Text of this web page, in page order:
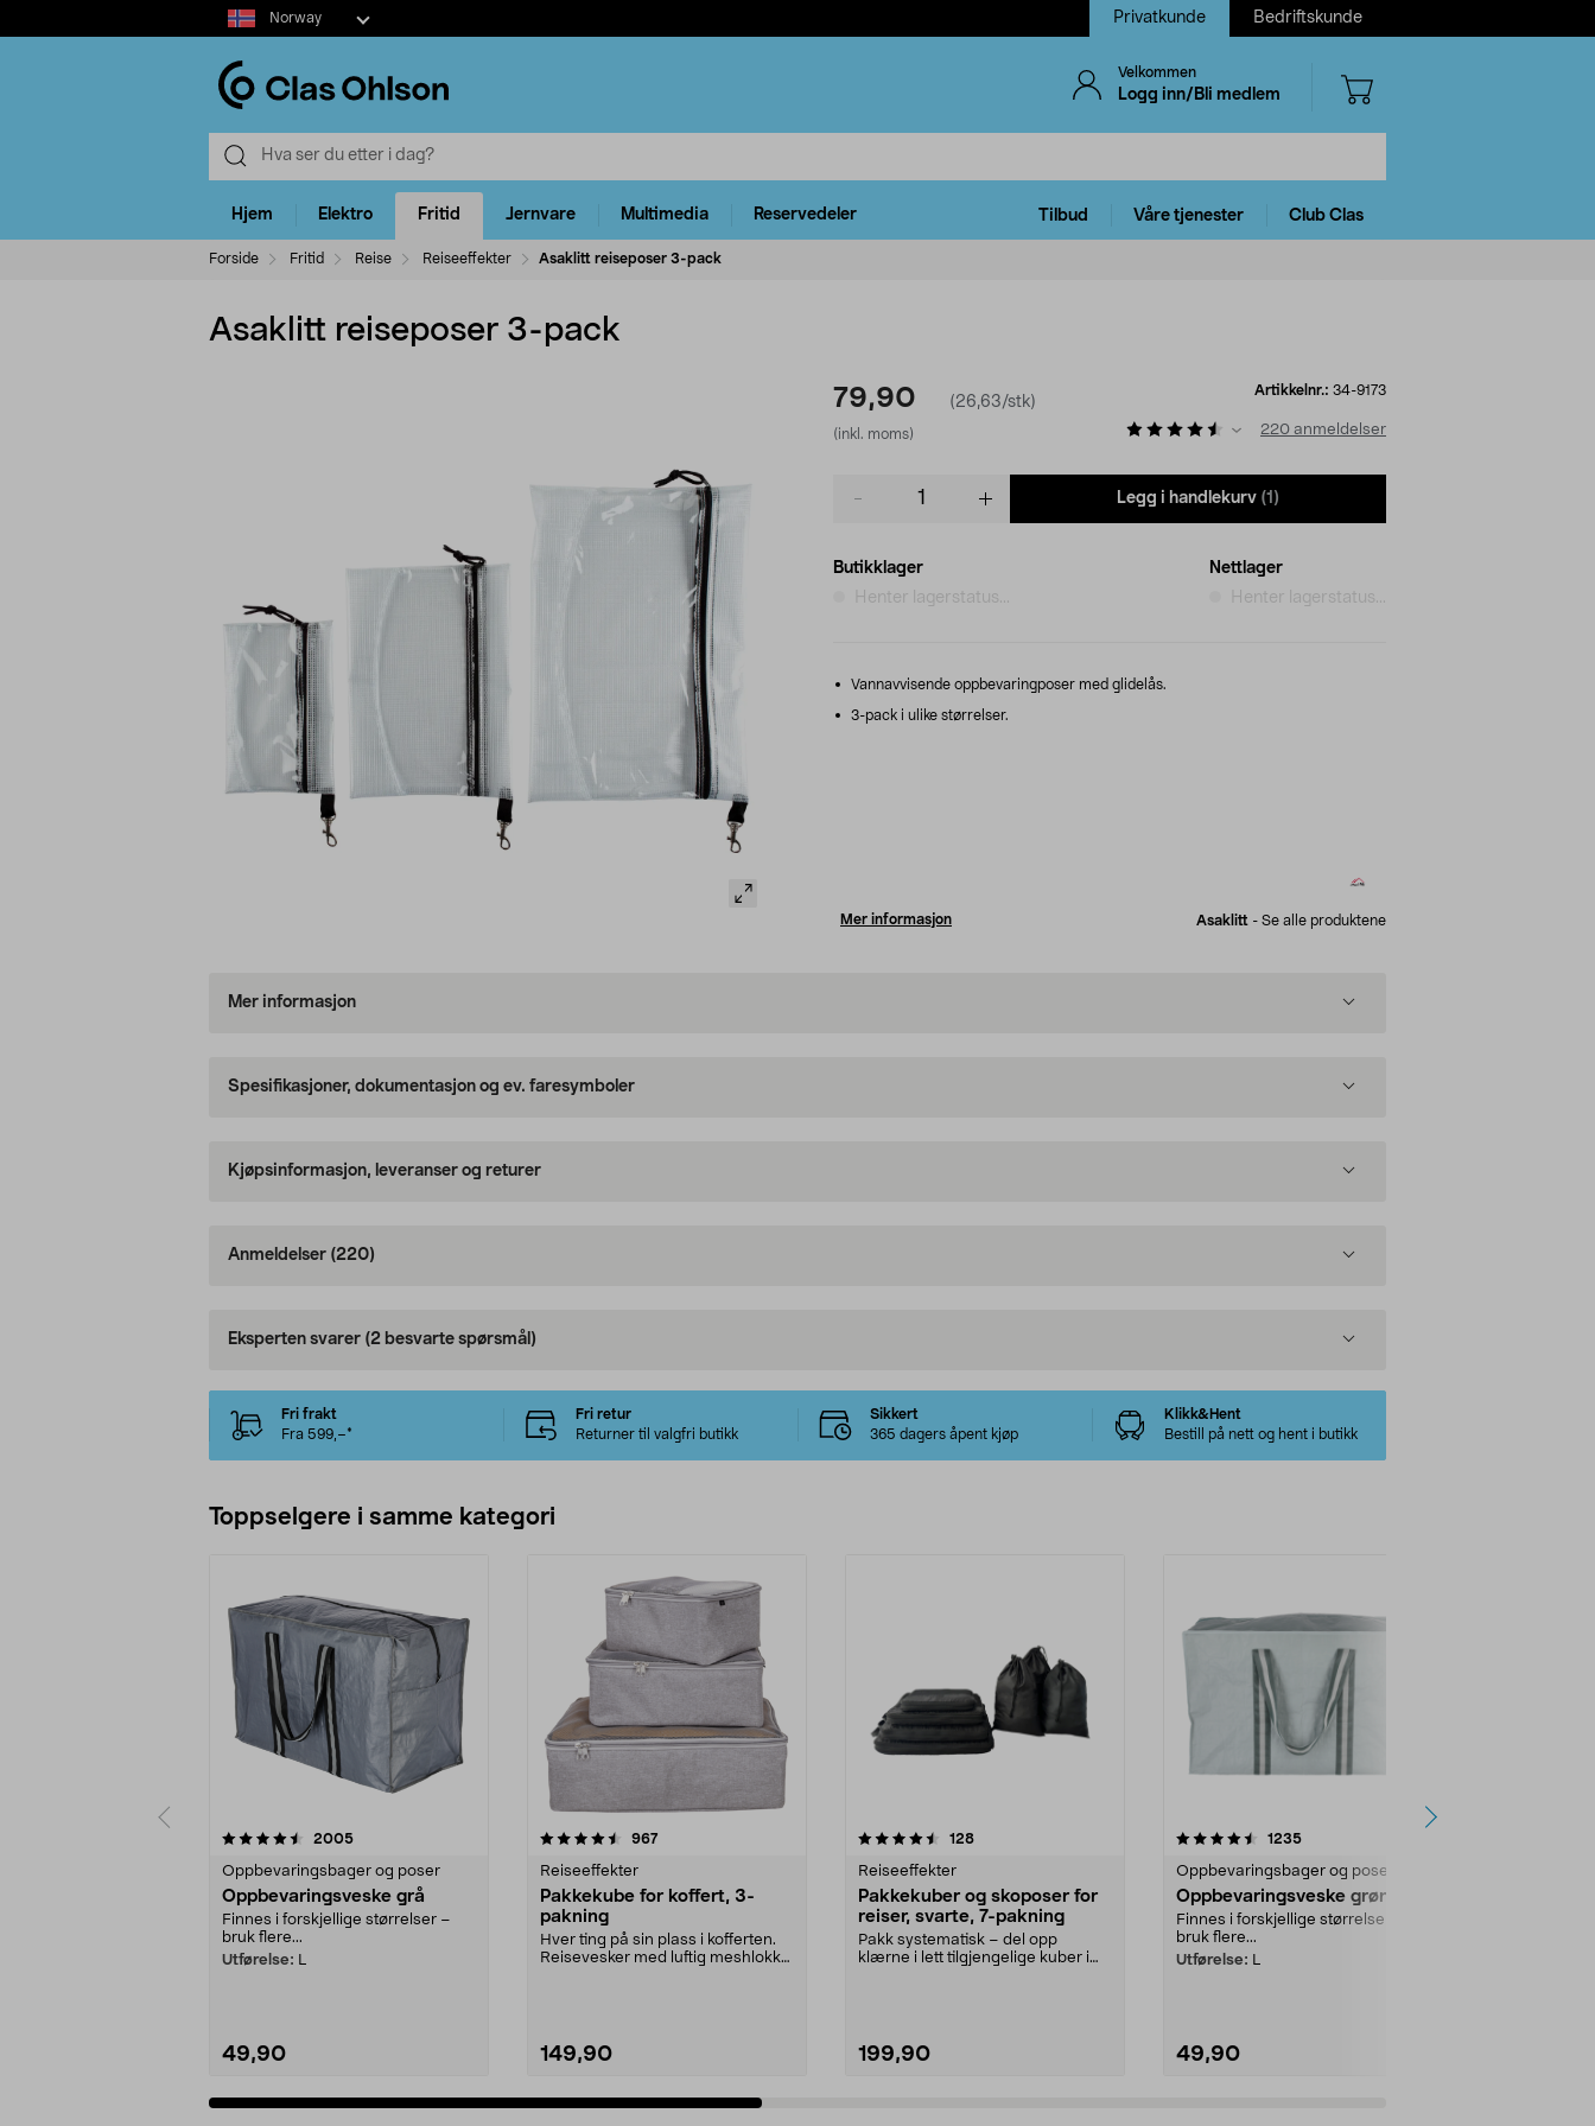
Select
market
Norway Privatkunde Bedriftskunde
Velkommen
Logg inn/Bli medlem
Hjem Elektro Fritid Jernvare Multimedia Reservedeler Tilbud Våre tjenester Club Clas
Forside Fritid Reise Reiseeffekter Asaklitt reiseposer 3-pack
Asaklitt reiseposer 3-pack
79,90 (26,63/stk)
(inkl. moms)
Artikkelnr.: 34-9173
220 anmeldelser
Legg i handlekurv (1)
Butikklager
Henter lagerstatus...
Nettlager
Henter lagerstatus...
Vannavvisende oppbevaringposer med glidelås.
3-pack i ulike størrelser.
Mer informasjon Asaklitt - Se alle produktene
Mer informasjon
Spesifikasjoner, dokumentasjon og ev. faresymboler
Kjøpsinformasjon, leveranser og returer
Anmeldelser (220)
Eksperten svarer (2 besvarte spørsmål)
Fri frakt
Fra 599,–*
Fri retur
Returner til valgfri butikk
Sikkert
365 dagers åpent kjøp
Klikk&Hent
Bestill på nett og hent i butikk
Toppselgere i samme kategori
2005anmeldelser
Oppbevaringsbager og poser
Oppbevaringsveske grå
Finnes i forskjellige størrelser –
bruk flere...
Utførelse: L
49,90
4.5 av 5 stjerner 967anmeldelser
Reiseeffekter
Pakkekube for koffert, 3-
pakning
Hver ting på sin plass i kofferten.
Reisevesker med luftig meshlokk
149,90
4.5 av 5 stjerner 128anmeldelser
Reiseeffekter
Pakkekuber og skoposer for
reiser, svarte, 7-pakning
Pakk systematisk – del opp
klærne i lett tilgjengelige kuber i
199,90
4.5 av 5 stjerner 1235anmeldelser
Oppbevaringsbager og poser
Oppbevaringsveske grønn
Finnes i forskjellige størrelser –
bruk flere...
Utførelse: L
49,90
4.5 av 5 stjerner